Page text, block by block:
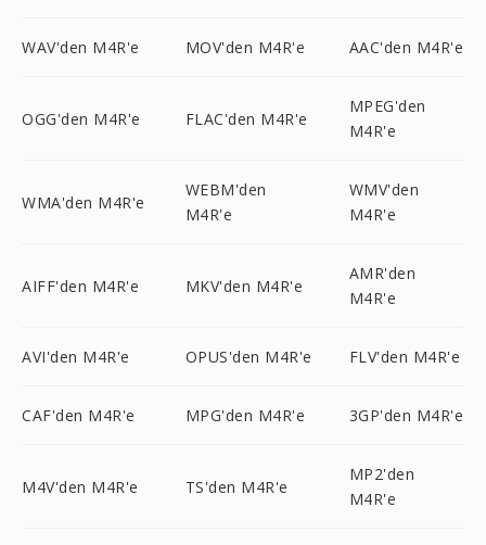
WAV'den M4R'e MOV'den M4R'e AAC'den M4R'e
OGG'den M4R'e FLAC'den M4R'e
MPEG'den
M4R'e
WMA'den M4R'e
WEBM'den
M4R'e
WMV'den
M4R'e
AIFF'den M4R'e MKV'den M4R'e
AMR'den
M4R'e
AVI'den M4R'e OPUS'den M4R'e FLV'den M4R'e
CAF'den M4R'e MPG'den M4R'e 3GP'den M4R'e
M4V'den M4R'e TS'den M4R'e
MP2'den
M4R'e